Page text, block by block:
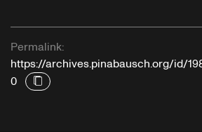
Permalink:
https://archives.pinabausch.org/id/
0